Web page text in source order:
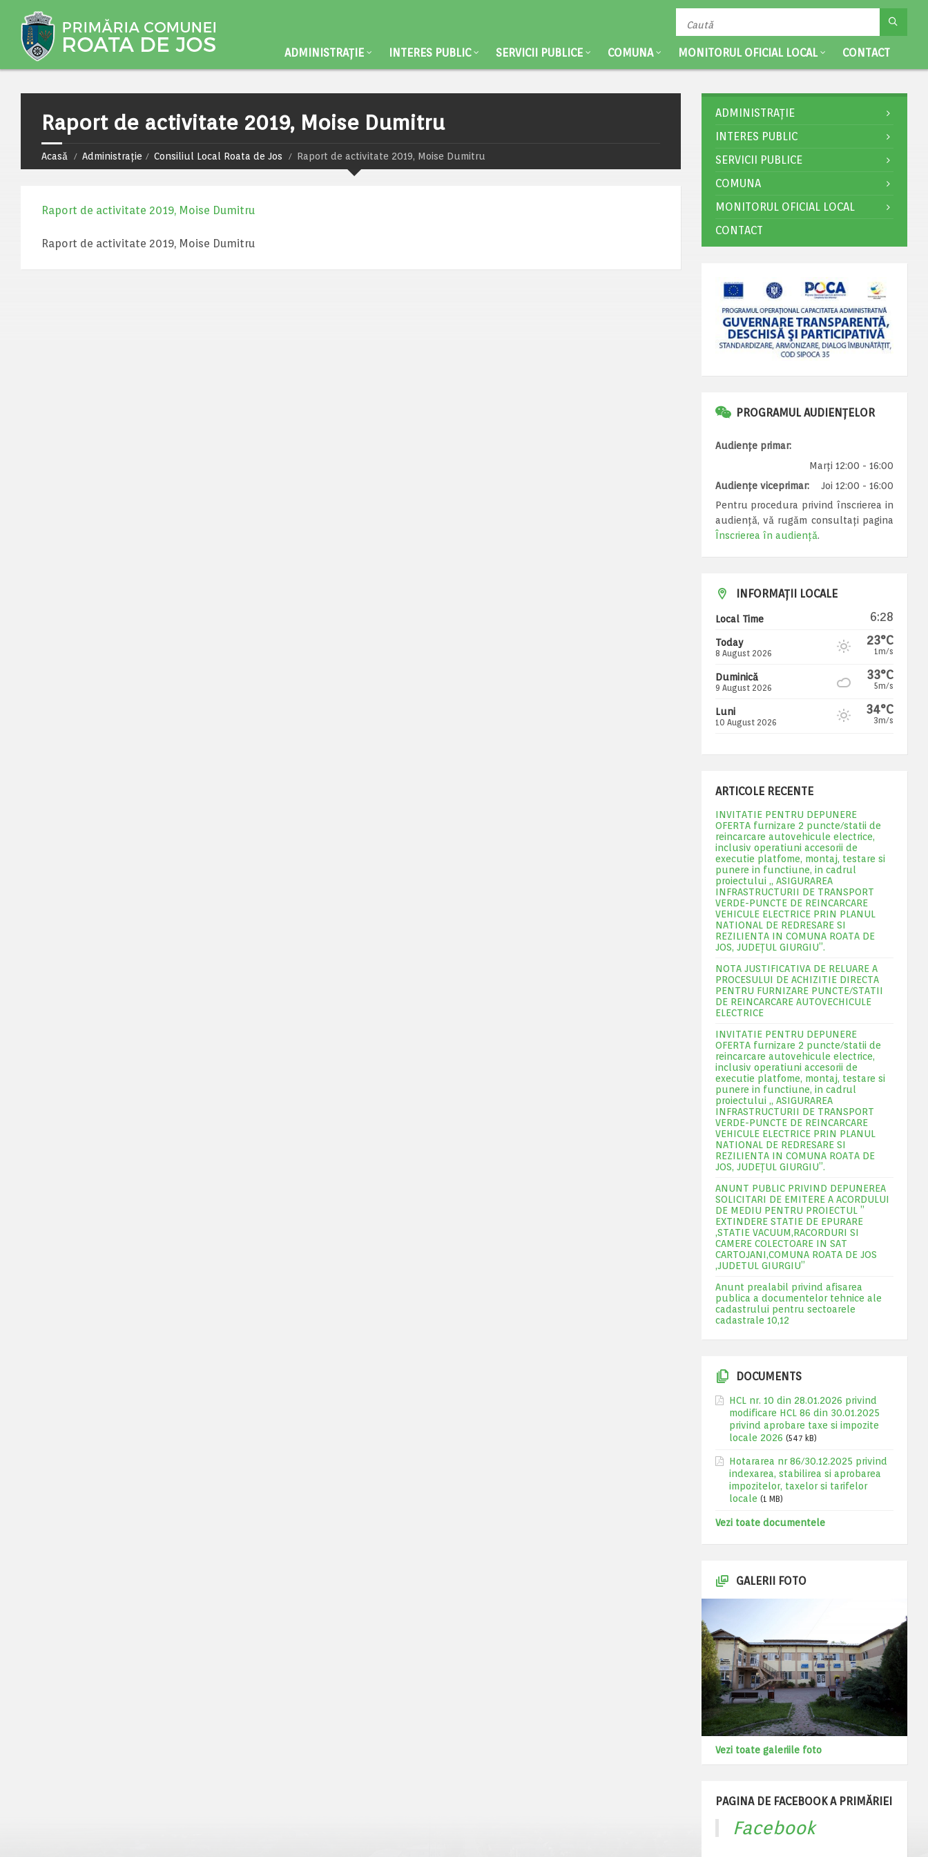
ADMINISTRAȚIE INTERES PUBLIC SERVICII PUBLICE COMUNA MONITORUL OFICIAL LOCAL CONTACT
Raport de activitate 2019, Moise Dumitru
Acasă Administrație Consiliul Local Roata de Jos Raport de activitate 2019, Moise Dumitru
Raport de activitate 2019, Moise Dumitru
Raport de activitate 2019, Moise Dumitru
ADMINISTRAȚIE
INTERES PUBLIC
SERVICII PUBLICE
COMUNA
MONITORUL OFICIAL LOCAL
CONTACT
PROGRAMUL AUDIENȚELOR
Audiențe primar:
Marți 12:00 - 16:00
Audiențe viceprimar:
Joi 12:00 - 16:00
Pentru procedura privind înscrierea in
audiență, vă rugăm consultați pagina
Înscrierea în audiență.
INFORMAȚII LOCALE
Local Time 6:28
Today
8 August 2026
23°C
1m/s
Duminică
9 August 2026
33°C
5m/s
Luni
10 August 2026
34°C
3m/s
ARTICOLE RECENTE
INVITATIE PENTRU DEPUNERE
OFERTA furnizare 2 puncte/statii de
reincarcare autovehicule electrice,
inclusiv operatiuni accesorii de
executie platfome, montaj, testare si
punere in functiune, in cadrul
proiectului „ ASIGURAREA
INFRASTRUCTURII DE TRANSPORT
VERDE-PUNCTE DE REINCARCARE
VEHICULE ELECTRICE PRIN PLANUL
NATIONAL DE REDRESARE SI
REZILIENTA IN COMUNA ROATA DE
JOS, JUDEŢUL GIURGIU”.
NOTA JUSTIFICATIVA DE RELUARE A
PROCESULUI DE ACHIZITIE DIRECTA
PENTRU FURNIZARE PUNCTE/STATII
DE REINCARCARE AUTOVECHICULE
ELECTRICE
INVITATIE PENTRU DEPUNERE
OFERTA furnizare 2 puncte/statii de
reincarcare autovehicule electrice,
inclusiv operatiuni accesorii de
executie platfome, montaj, testare si
punere in functiune, in cadrul
proiectului „ ASIGURAREA
INFRASTRUCTURII DE TRANSPORT
VERDE-PUNCTE DE REINCARCARE
VEHICULE ELECTRICE PRIN PLANUL
NATIONAL DE REDRESARE SI
REZILIENTA IN COMUNA ROATA DE
JOS, JUDEŢUL GIURGIU”.
ANUNT PUBLIC PRIVIND DEPUNEREA
SOLICITARI DE EMITERE A ACORDULUI
DE MEDIU PENTRU PROIECTUL ”
EXTINDERE STATIE DE EPURARE
,STATIE VACUUM,RACORDURI SI
CAMERE COLECTOARE IN SAT
CARTOJANI,COMUNA ROATA DE JOS
,JUDETUL GIURGIU”
Anunt prealabil privind afisarea
publica a documentelor tehnice ale
cadastrului pentru sectoarele
cadastrale 10,12
DOCUMENTS
HCL nr. 10 din 28.01.2026 privind
modificare HCL 86 din 30.01.2025
privind aprobare taxe si impozite
locale 2026 (547 kB)
Hotararea nr 86/30.12.2025 privind
indexarea, stabilirea si aprobarea
impozitelor, taxelor si tarifelor
locale (1 MB)
Vezi toate documentele
GALERII FOTO
Vezi toate galeriile foto
PAGINA DE FACEBOOK A PRIMĂRIEI
Facebook